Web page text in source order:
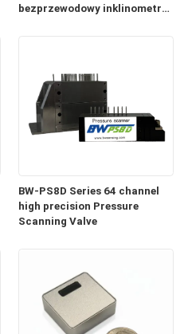
bezprzewodowy inklinometr
BW-PS8D Series 64 channel
high precision Pressure
Scanning Valve